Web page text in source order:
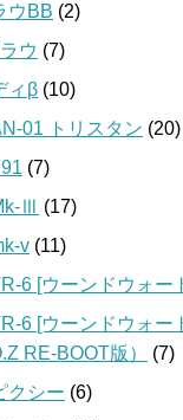
ウBB (2)
ウ (7)
ィβ (10)
01 トリスタン (20)
(7)
Ⅲ (17)
v (11)
6 [ウーンドウォー
6 [ウーンドウォー
RE-BOOT版）
(7)
クシー (6)